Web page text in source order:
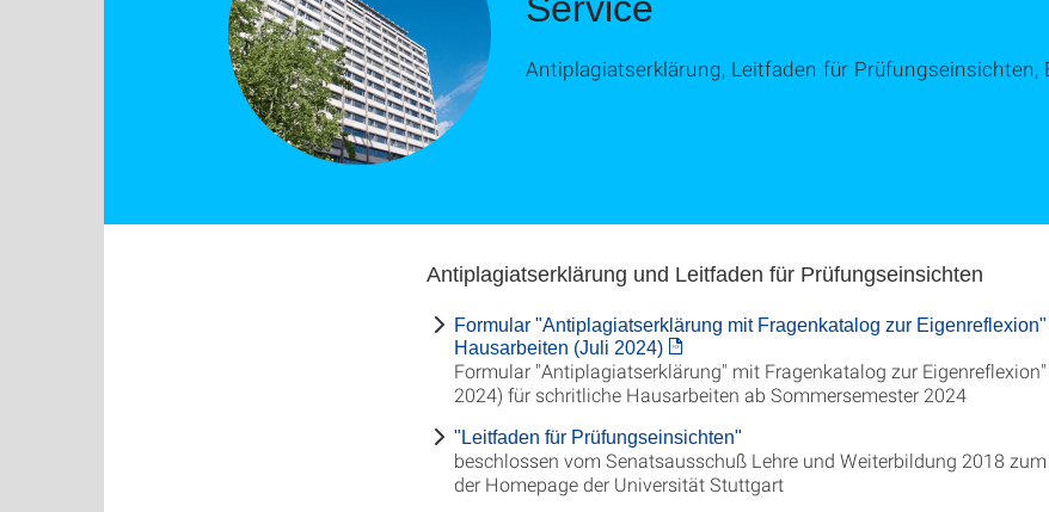
Antiplagiatserklärung, Leitfaden für Prüfungseinsichten,
Antiplagiatserklärung und Leitfaden für Prüfungseinsichten
Formular "Antiplagiatserklärung mit Fragenkatalog zur
Hausarbeiten (Juli 2024)
Formular "Antiplagiatserklärung" mit Fragenkatalog zur
2024) für schritliche Hausarbeiten ab Sommersemester 2024
"Leitfaden für Prüfungseinsichten"
beschlossen vom Senatsausschuß Lehre und Weiterbildung 2018
der Homepage der Universität Stuttgart